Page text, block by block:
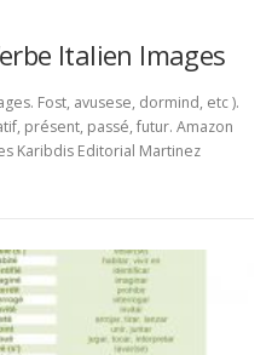
Italien Images
Fost, avusese, dormind, etc ).
présent, passé, futur. Amazon
Karibdis Editorial Martinez